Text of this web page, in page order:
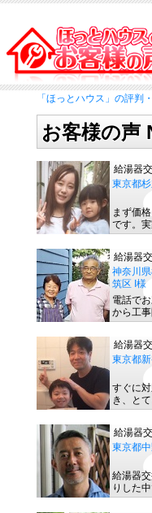
「ほっとハウス」の評判
お客様の声
給湯器
東京都
まず価
です。
給湯器
神奈川
筑区 I様
電話で
から工
給湯器
東京都
すぐに
き、と
給湯器
東京都
給湯器
りした